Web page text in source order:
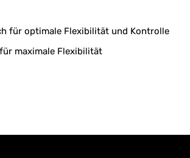
für optimale Flexibilität und Kontrolle
maximale Flexibilität